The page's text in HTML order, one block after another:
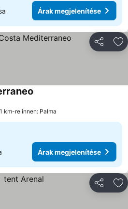
Árak megjelenítése
km-re innen: Palma
Árak megjelenítése